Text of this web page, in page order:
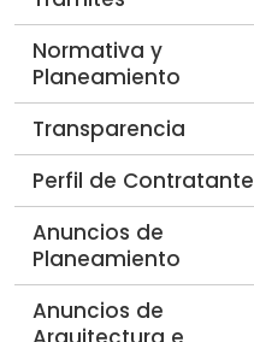
Normativa y
Planeamiento
Transparencia
Perfil de Contratante
Anuncios de
Planeamiento
Anuncios de